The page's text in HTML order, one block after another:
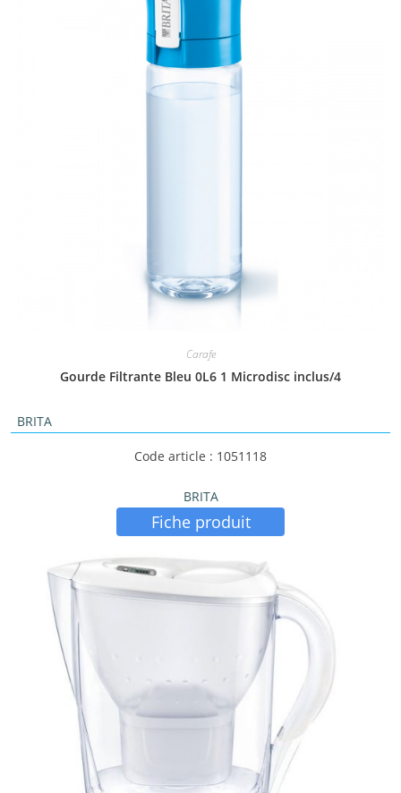
Carafe
Gourde Filtrante Bleu 0L6 1 Microdisc inclus/4
BRITA
Code article : 1051118
BRITA
Fiche produit